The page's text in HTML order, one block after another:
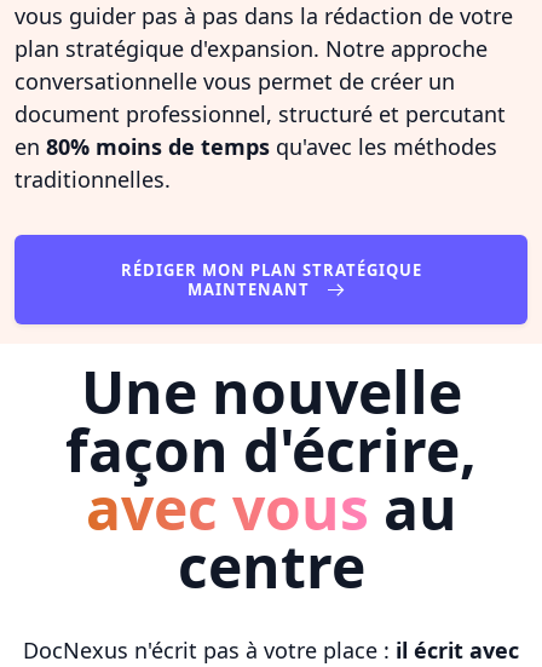
vous guider pas à pas dans la rédaction de votre
plan stratégique d'expansion. Notre approche
conversationnelle vous permet de créer un
document professionnel, structuré et percutant
en 80% moins de temps qu'avec les méthodes
traditionnelles.
RÉDIGER MON PLAN STRATÉGIQUE
MAINTENANT
Une nouvelle
façon d'écrire,
avec vous au
centre
DocNexus n'écrit pas à votre place : il écrit avec